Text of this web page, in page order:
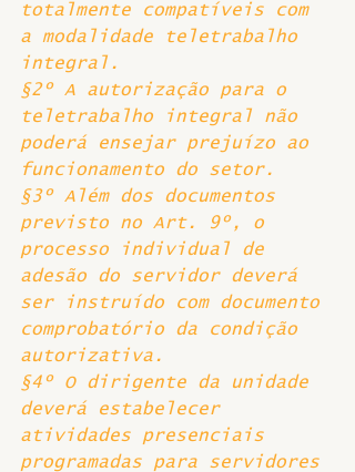
totalmente compatíveis com
a modalidade teletrabalho
integral.
§2º A autorização para o
teletrabalho integral não
poderá ensejar prejuízo ao
funcionamento do setor.
§3º Além dos documentos
previsto no Art. 9º, o
processo individual de
adesão do servidor deverá
ser instruído com documento
comprobatório da condição
autorizativa.
§4º O dirigente da unidade
deverá estabelecer
atividades presenciais
programadas para servidores